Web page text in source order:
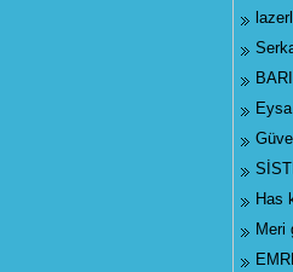
Has
Meri